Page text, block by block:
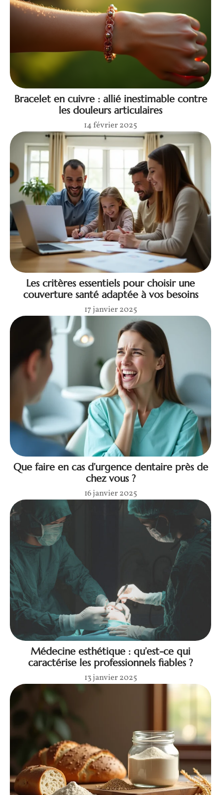
Bracelet en cuivre : allié inestimable contre
les douleurs articulaires
14 février 2025
Les critères essentiels pour choisir une
couverture santé adaptée à vos besoins
17 janvier 2025
Que faire en cas d’urgence dentaire près de
chez vous ?
16 janvier 2025
Médecine esthétique : qu’est-ce qui
caractérise les professionnels fiables ?
13 janvier 2025